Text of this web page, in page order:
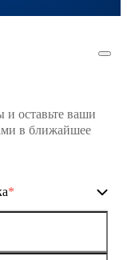
оставьте ваши
в ближайшее
*